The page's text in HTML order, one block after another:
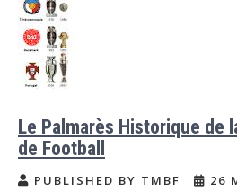
Le Palmarès Historique de
de Football
PUBLISHED BY TMBF 26